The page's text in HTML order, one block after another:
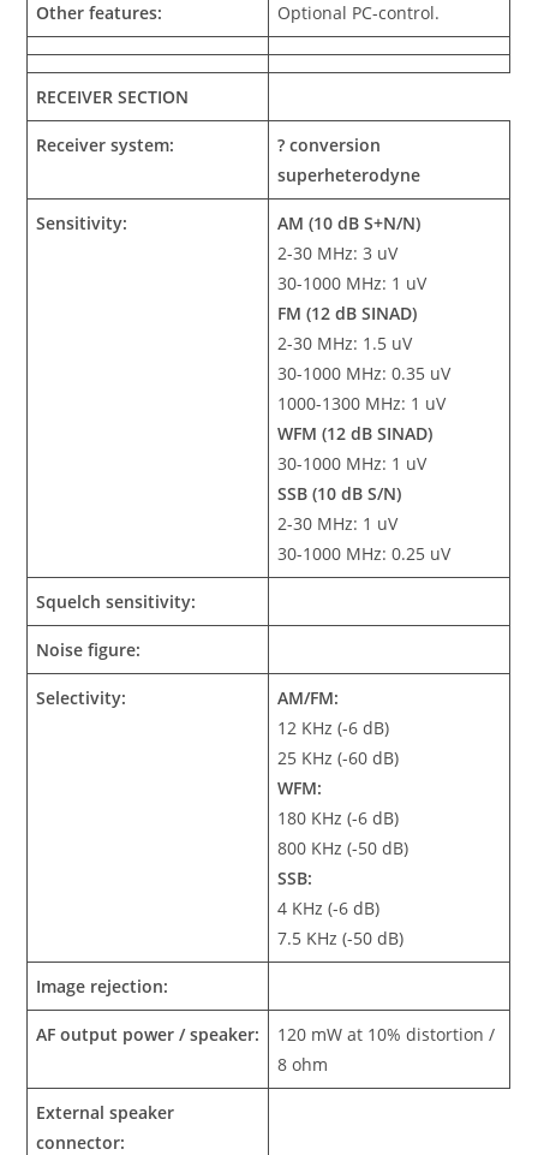
Other features: Optional PC-control.
RECEIVER SECTION
Receiver system:
? conversion
superheterodyne
Sensitivity:
AM (10 dB S+N/N)
2-30 MHz: 3 uV
30-1000 MHz: 1 uV
FM (12 dB SINAD)
2-30 MHz: 1.5 uV
30-1000 MHz: 0.35 uV
1000-1300 MHz: 1 uV
WFM (12 dB SINAD)
30-1000 MHz: 1 uV
SSB (10 dB S/N)
2-30 MHz: 1 uV
30-1000 MHz: 0.25 uV
Squelch sensitivity:
Noise figure:
Selectivity:
AM/FM:
12 KHz (-6 dB)
25 KHz (-60 dB)
WFM:
180 KHz (-6 dB)
800 KHz (-50 dB)
SSB:
4 KHz (-6 dB)
7.5 KHz (-50 dB)
Image rejection:
AF output power / speaker:
120 mW at 10% distortion /
8 ohm
External speaker
connector: